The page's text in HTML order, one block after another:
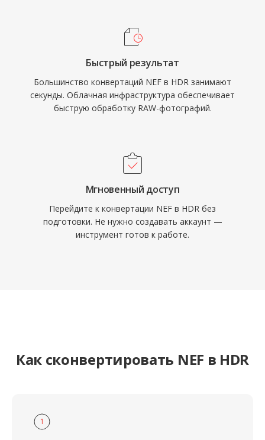
Быстрый результат
Большинство конвертаций NEF в HDR занимают
секунды. Облачная инфраструктура обеспечивает
быструю обработку RAW-фотографий.
Мгновенный доступ
Перейдите к конвертации NEF в HDR без
подготовки. Не нужно создавать аккаунт —
инструмент готов к работе.
Как сконвертировать NEF в HDR
1